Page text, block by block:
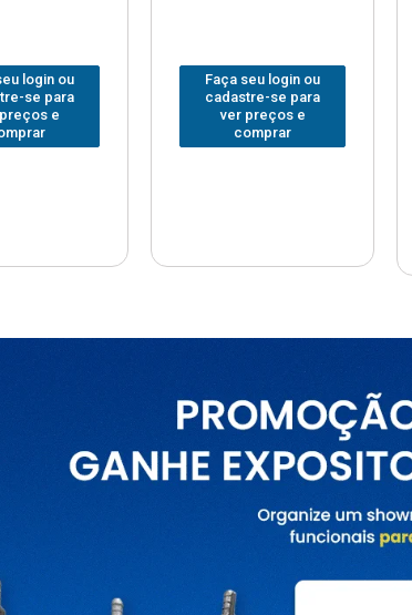
login ou
se para
e
Faça seu login ou
cadastre-se para
ver preços e
comprar